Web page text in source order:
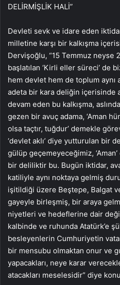
DELİRMİŞLİK HALİ”
Devleti sevk ve idare eden
milletine karşı bir kalkışma
Dervişoğlu, “15 Temmuz neyse
başlatılan ‘Kirli eller süreci’ de
hem devlet hem de toplum aynı
adeta bir kara deliğin içerisinde
devam eden bu kalkışma,
gezen bir avuç adama, ‘Aman
olsa taçtır, tuğdur’ demekle
‘devlet aklı’ diye yutturulan bir
gülüp geçemeyeceğimiz, ‘Aman’
bir deliliktir bu. Bugün iktidar,
katiliyle aynı noktaya gelmiş
işitildiği üzere Beştepe, Balgat
gayeyle birleşmiş, bir araya
niyetleri ve hedeflerine dair
kalbinde ve ruhunda Atatürk’e
besleyenlerin Cumhuriyetin
bir mensubu olmaktan onur ve
yapacakları, neye karar
atacakları meselesidir” diye